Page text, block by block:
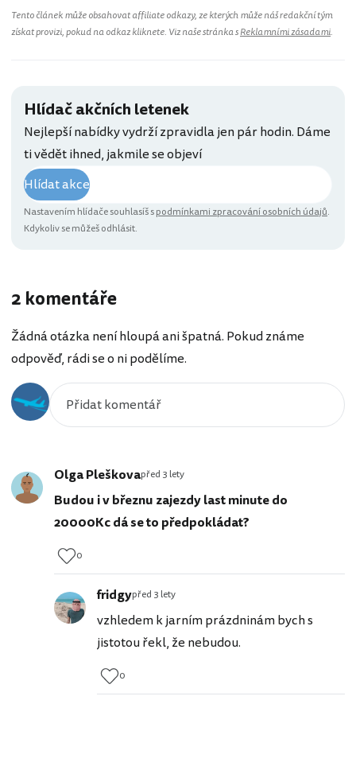
Tento článek může obsahovat affiliate odkazy, ze kterých může náš redakční tým
získat provizi, pokud na odkaz kliknete. Viz naše stránka sReklamními zásadami.
Hlídač akčních letenek
Nejlepší nabídky vydrží zpravidla jen pár hodin. Dáme
ti vědět ihned, jakmile se objeví
Hlídat akce
Nastavením hlídače souhlasíš spodmínkami zpracování osobních údajů.
Kdykoliv se můžeš odhlásit.
2 komentáře
Žádná otázka není hloupá ani špatná. Pokud známe
odpověď, rádi se o ni podělíme.
Olga Pleškovapřed 3 lety
Budou i v březnu zajezdy last minute do
20000Kc dá se to předpokládat?
0
fridgypřed 3 lety
vzhledem k jarním prázdninám bych s
jistotou řekl, že nebudou.
0